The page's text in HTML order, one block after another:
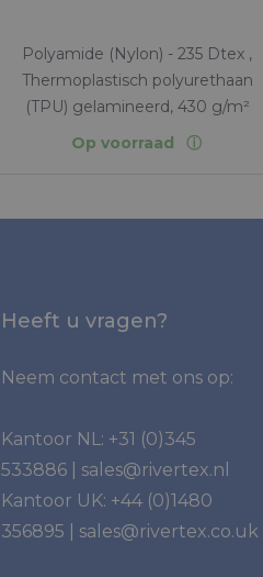
Polyamide (Nylon) - 235 Dtex ,
Thermoplastisch polyurethaan
(TPU) gelamineerd, 430 g/m²
Op voorraad
Heeft u vragen?
Neem contact met ons op:
Kantoor NL: +31 (0)345
533886
sales@rivertex.nl
Kantoor UK: +44 (0)1480
356895
sales@rivertex.co.uk